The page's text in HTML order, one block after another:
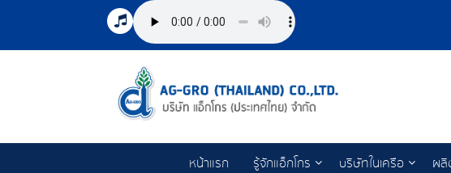
หน้าแรก รู้จักแอ็กโกร บริษัทในเครือ ผ